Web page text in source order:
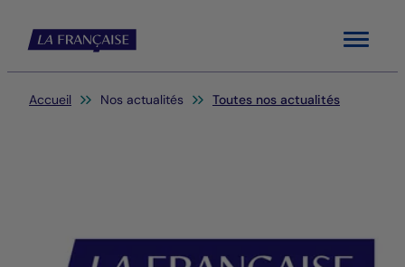
Menu
Vous êtes ici:
Accueil Nos actualités Toutes nos actualités